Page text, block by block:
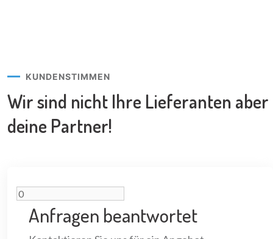
KUNDENSTIMMEN
Wir sind nicht Ihre Lieferanten aber
deine Partner!
Anfragen beantwortet